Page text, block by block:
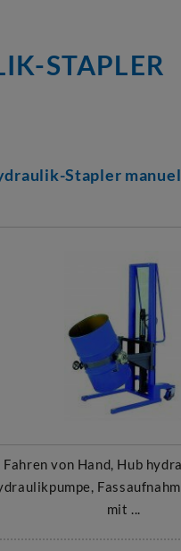
STAPLER
Stapler
Fahren von Hand, Hub
mit ...